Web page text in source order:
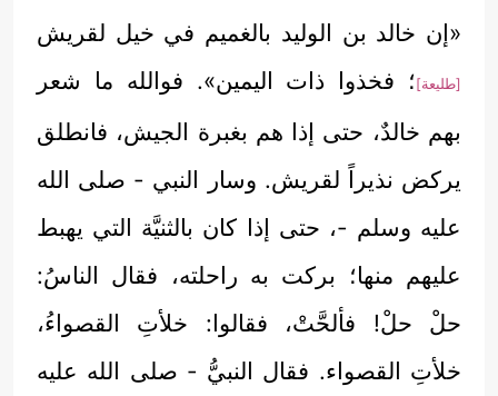
«إن خالد بن الوليد بالغميم في خيل لقريش
[طليعة] ؛ فخذوا ذات اليمين». فوالله ما شعر
بهم خالدٌ، حتى إذا هم بغبرة الجيش، فانطلق
يركض نذيراً لقريش. وسار النبي - صلى الله
عليه وسلم -، حتى إذا كان بالثنيَّة التي يهبط
عليهم منها؛ بركت به راحلته، فقال الناسُ:
حلْ حلْ! فألحَّتْ، فقالوا: خلأتِ القصواءُ،
خلأتِ القصواء. فقال النبيُّ - صلى الله عليه